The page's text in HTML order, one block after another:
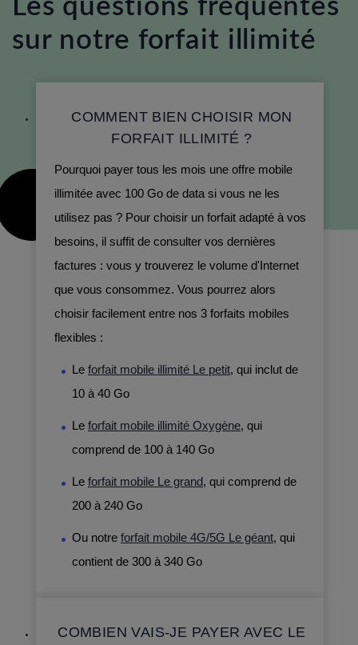
Les questions fréquentes
sur notre forfait illimité
COMMENT BIEN CHOISIR MON
FORFAIT ILLIMITÉ ?
Pourquoi payer tous les mois une offre mobile
illimitée avec 100 Go de data si vous ne les
utilisez pas ? Pour choisir un forfait adapté à vos
besoins, il suffit de consulter vos dernières
factures : vous y trouverez le volume d'Internet
que vous consommez. Vous pourrez alors
choisir facilement entre nos 3 forfaits mobiles
flexibles :
Le forfait mobile illimité Le petit, qui inclut de
10 à 40 Go
Le forfait mobile illimité Oxygène, qui
comprend de 100 à 140 Go
Le forfait mobile Le grand, qui comprend de
200 à 240 Go
Ou notre forfait mobile 4G/5G Le géant, qui
contient de 300 à 340 Go
COMBIEN VAIS-JE PAYER AVEC LE